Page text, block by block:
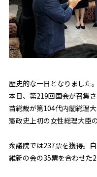
歴史的な一日となりました。
本日、第219回国会が召集
苗総裁が第104代内閣総理
憲政史上初の女性総理大臣
衆議院では237票を獲得。
維新の会の35票を合わせた